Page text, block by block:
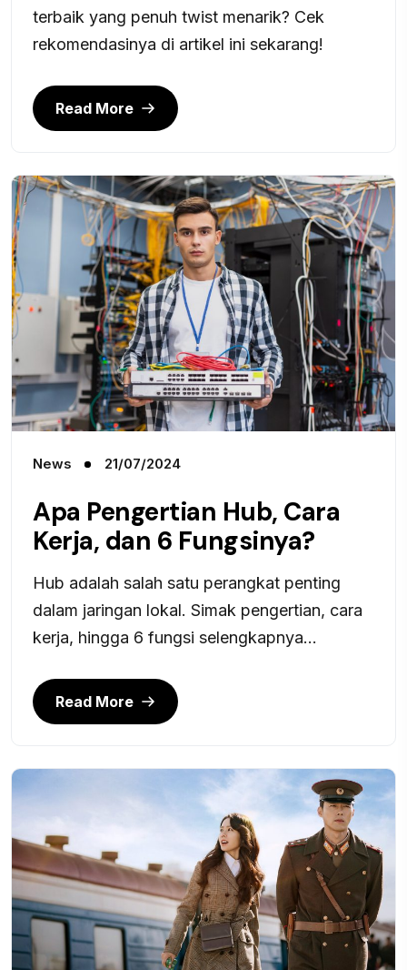
terbaik yang penuh twist menarik? Cek
rekomendasinya di artikel ini sekarang!
Read More
News 21/07/2024
Apa Pengertian Hub, Cara
Kerja, dan 6 Fungsinya?
Hub adalah salah satu perangkat penting
dalam jaringan lokal. Simak pengertian, cara
kerja, hingga 6 fungsi selengkapnya...
Read More